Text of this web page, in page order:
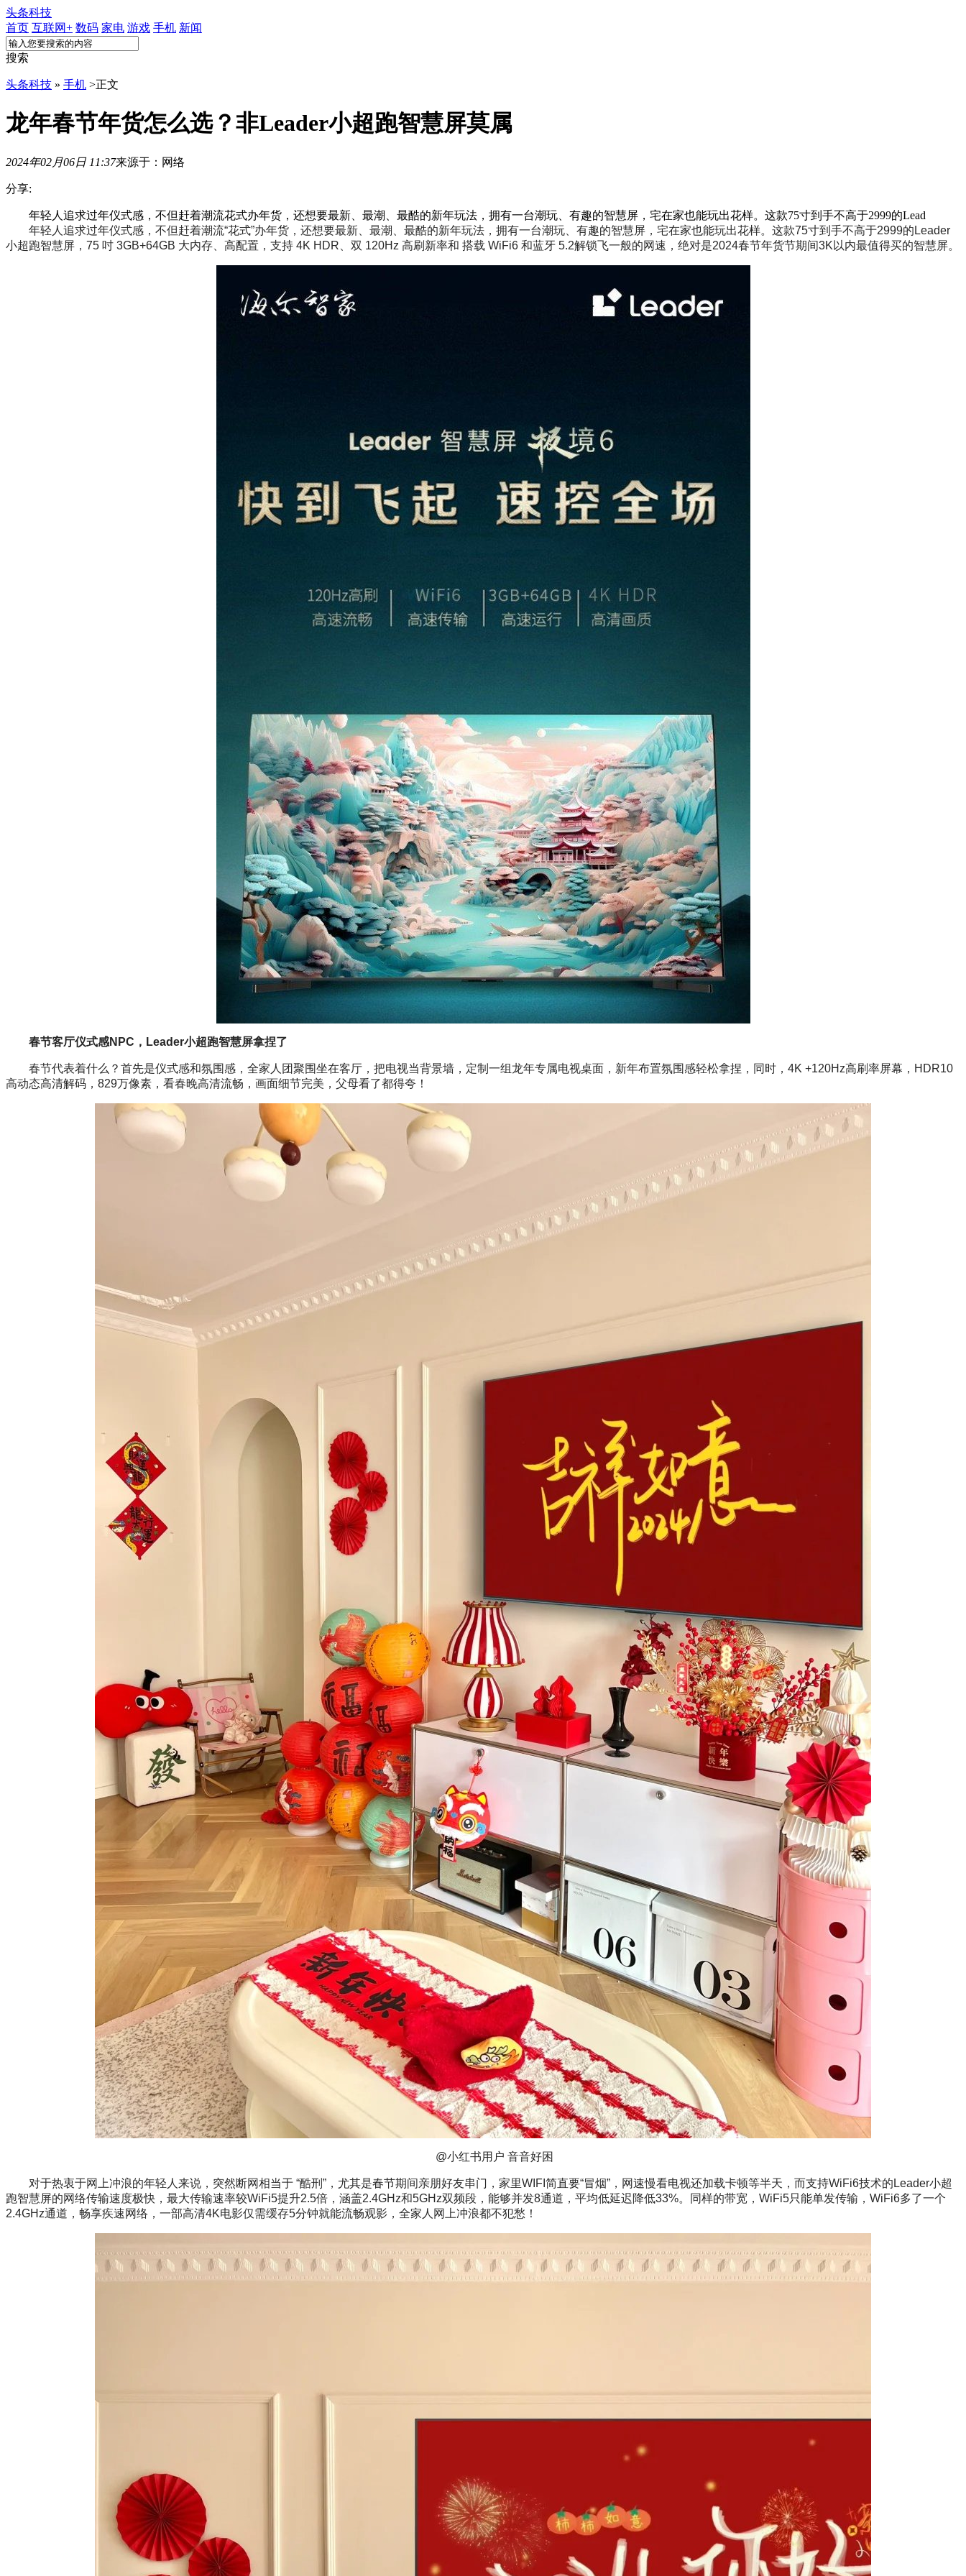
头条科技
首页 互联网+ 数码 家电 游戏 手机 新闻
搜索
头条科技 » 手机 >正文
龙年春节年货怎么选？非Leader小超跑智慧屏莫属
2024年02月06日 11:37来源于：网络
分享:
年轻人追求过年仪式感，不但赶着潮流花式办年货，还想要最新、最潮、最酷的新年玩法，拥有一台潮玩、有趣的智慧屏，宅在家也能玩出花样。这款75寸到手不高于2999的Lead
年轻人追求过年仪式感，不但赶着潮流“花式”办年货，还想要最新、最潮、最酷的新年玩法，拥有一台潮玩、有趣的智慧屏，宅在家也能玩出花样。这款75寸到手不高于2999的Leader
小超跑智慧屏，75 吋 3GB+64GB 大内存、高配置，支持 4K HDR、双 120Hz 高刷新率和 搭载 WiFi6 和蓝牙 5.2解锁飞一般的网速，绝对是2024春节年货节期间3K以内最值得买的智慧屏。
春节客厅仪式感NPC，Leader小超跑智慧屏拿捏了
春节代表着什么？首先是仪式感和氛围感，全家人团聚围坐在客厅，把电视当背景墙，定制一组龙年专属电视桌面，新年布置氛围感轻松拿捏，同时，4K +120Hz高刷率屏幕，HDR10
高动态高清解码，829万像素，看春晚高清流畅，画面细节完美，父母看了都得夸！
@小红书用户 音音好困
对于热衷于网上冲浪的年轻人来说，突然断网相当于 “酷刑”，尤其是春节期间亲朋好友串门，家里WIFI简直要“冒烟”，网速慢看电视还加载卡顿等半天，而支持WiFi6技术的Leader小超
跑智慧屏的网络传输速度极快，最大传输速率较WiFi5提升2.5倍，涵盖2.4GHz和5GHz双频段，能够并发8通道，平均低延迟降低33%。同样的带宽，WiFi5只能单发传输，WiFi6多了一个
2.4GHz通道，畅享疾速网络，一部高清4K电影仅需缓存5分钟就能流畅观影，全家人网上冲浪都不犯愁！